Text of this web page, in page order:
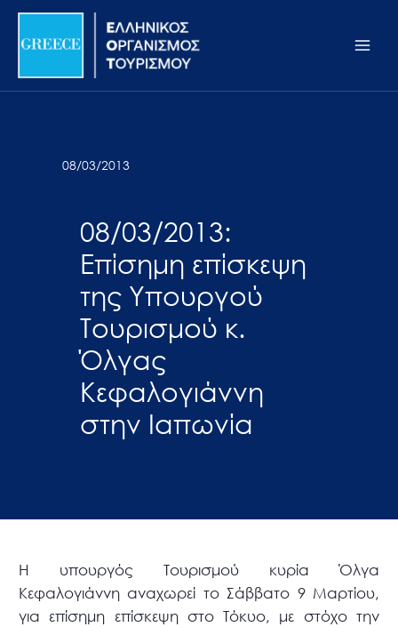
Σημείωση:
ιστότοπος
προσβασιμότητας.
Μετάβαση
περιεχόμενο
08/03/2013
08/03/2013:
Επίσημη επίσκεψη
της Υπουργού
Τουρισμού κ.
Όλγας
Κεφαλογιάννη
στην Ιαπωνία
Η υπουργός Τουρισμού κυρία Όλγα
Κεφαλογιάννη αναχωρεί το Σάββατο 9 Μαρτίου,
για επίσημη επίσκεψη στο Τόκυο, με στόχο την